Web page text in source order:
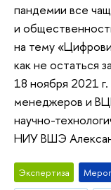
пандемии все
и
на тему
как не остаться
18 ноября 2021
менеджеров и
научно-
НИУ ВШЭ
Экспертиза